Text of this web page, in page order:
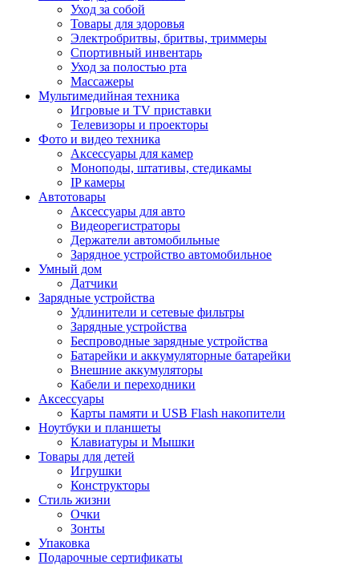
Уход за собой
Товары для здоровья
Электробритвы, бритвы, триммеры
Спортивный инвентарь
Уход за полостью рта
Массажеры
Мультимедийная техника
Игровые и TV приставки
Телевизоры и проекторы
Фото и видео техника
Аксессуары для камер
Моноподы, штативы, стедикамы
IP камеры
Автотовары
Аксессуары для авто
Видеорегистраторы
Держатели автомобильные
Зарядное устройство автомобильное
Умный дом
Датчики
Зарядные устройства
Удлинители и сетевые фильтры
Зарядные устройства
Беспроводные зарядные устройства
Батарейки и аккумуляторные батарейки
Внешние аккумуляторы
Кабели и переходники
Аксессуары
Карты памяти и USB Flash накопители
Ноутбуки и планшеты
Клавиатуры и Мышки
Товары для детей
Игрушки
Конструкторы
Стиль жизни
Очки
Зонты
Упаковка
Подарочные сертификаты